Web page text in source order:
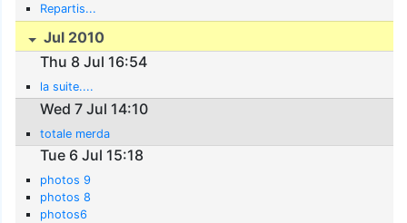
Repartis...
Jul 2010
Thu 8 Jul 16:54
la suite....
Wed 7 Jul 14:10
totale merda
Tue 6 Jul 15:18
photos 9
photos 8
photos6